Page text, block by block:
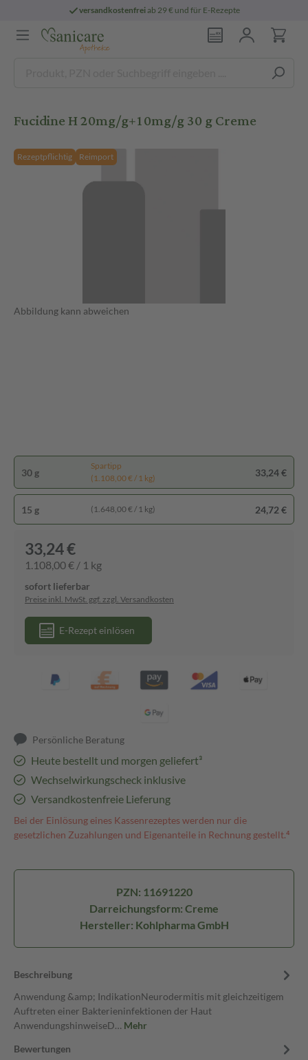
versandkostenfreiab 29 € und für E-Rezepte
Fucidine H 20mg/g+10mg/g 30 g Creme
Rezeptpflichtig Reimport
Abbildung kann abweichen
30 g
Spartipp
(1.108,00 € / 1 kg)
33,24 €
15 g (1.648,00 € / 1 kg) 24,72 €
33,24 €
1.108,00 € / 1 kg
sofort lieferbar
Preise inkl. MwSt. ggf. zzgl. Versandkosten
E-Rezept einlösen
Persönliche Beratung
Heute bestellt und morgen geliefert³
Wechselwirkungscheck inklusive
Versandkostenfreie Lieferung
Bei der Einlösung eines Kassenrezeptes werden nur die
gesetzlichen Zuzahlungen und Eigenanteile in Rechnung gestellt.⁴
PZN: 11691220
Darreichungsform: Creme
Hersteller: Kohlpharma GmbH
Beschreibung
Anwendung &amp; IndikationNeurodermitis mit gleichzeitigem
Auftreten einer Bakterieninfektionen der Haut
AnwendungshinweiseD… Mehr
Bewertungen